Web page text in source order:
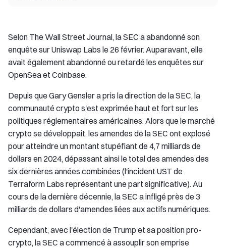
Selon The Wall Street Journal, la SEC a abandonné son
enquête sur Uniswap Labs le 26 février. Auparavant, elle
avait également abandonné ou retardé les enquêtes sur
OpenSea et Coinbase.
Depuis que Gary Gensler a pris la direction de la SEC, la
communauté crypto s'est exprimée haut et fort sur les
politiques réglementaires américaines. Alors que le marché
crypto se développait, les amendes de la SEC ont explosé
pour atteindre un montant stupéfiant de 4,7 milliards de
dollars en 2024, dépassant ainsi le total des amendes des
six dernières années combinées (l'incident UST de
Terraform Labs représentant une part significative). Au
cours de la dernière décennie, la SEC a infligé près de 3
milliards de dollars d'amendes liées aux actifs numériques.
Cependant, avec l'élection de Trump et sa position pro-
crypto, la SEC a commencé à assouplir son emprise